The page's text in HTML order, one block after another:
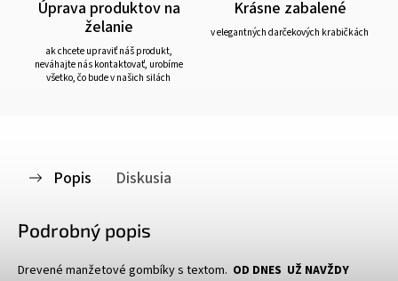
Úprava produktov na
želanie
ak chcete upraviť náš produkt,
neváhajte nás kontaktovať, urobíme
všetko, čo bude v našich silách
Krásne zabalené
v elegantných darčekových krabičkách
Popis Diskusia
Podrobný popis
Drevené manžetové gombíky s textom. OD DNES UŽ NAVŽDY